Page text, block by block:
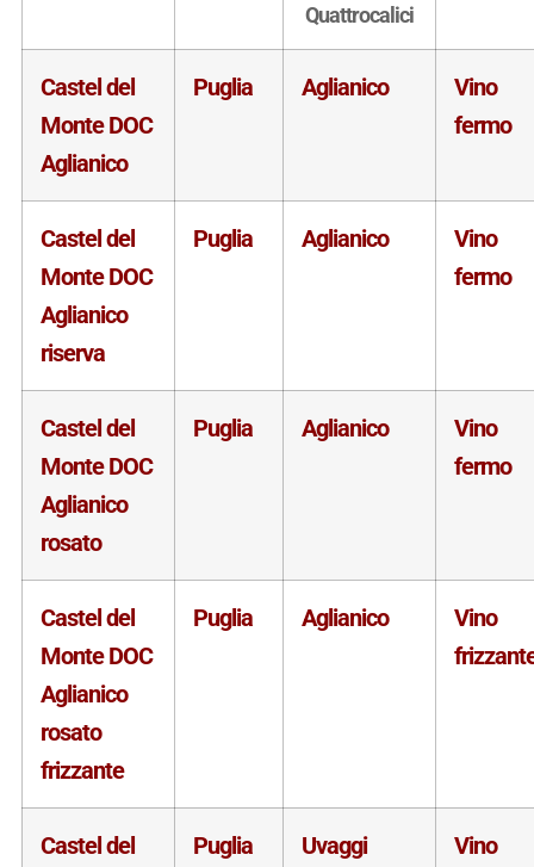
Quattrocalici
Castel del
Monte DOC
Aglianico
Puglia Aglianico
Vino
fermo
Castel del
Monte DOC
Aglianico
riserva
Puglia Aglianico
Vino
fermo
Castel del
Monte DOC
Aglianico
rosato
Puglia Aglianico
Vino
fermo
Castel del
Monte DOC
Aglianico
rosato
frizzante
Puglia Aglianico
Vino
Castel del
Puglia
Uvaggi
Vino